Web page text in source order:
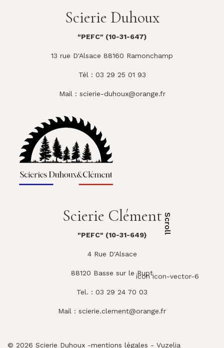
Scroll
icon icon-vector-6
Scierie Duhoux
"PEFC" (10-31-647)
13 rue D'Alsace 88160 Ramonchamp
Tél : 03 29 25 01 93
Mail : scierie-duhoux@orange.fr
Scierie Clément
"PEFC" (10-31-649)
4 Rue D'Alsace
88120 Basse sur le Rupt
Tel. : 03 29 24 70 03
Mail : scierie.clement@orange.fr
© 2026 Scierie Duhoux -mentions légales - Vuzelia